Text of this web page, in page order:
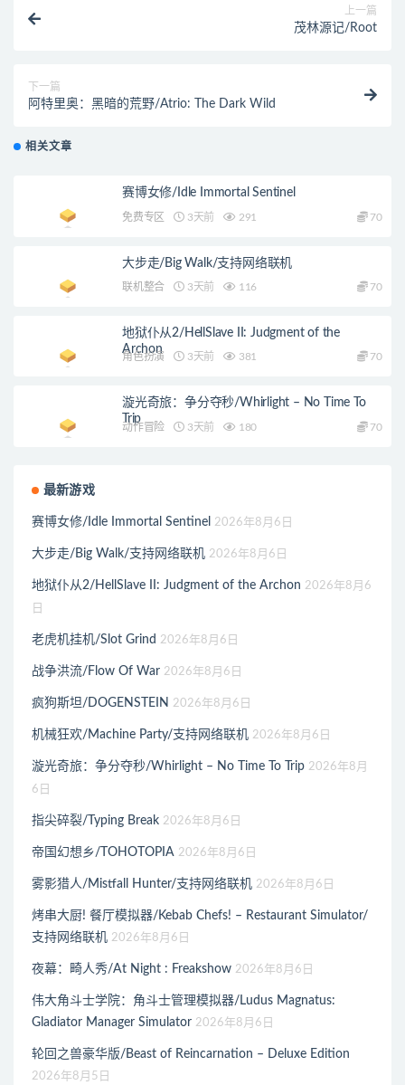
上一篇
茂林源记/Root
下一篇
阿特里奥：黑暗的荒野/Atrio: The Dark Wild
相关文章
赛博女修/Idle Immortal Sentinel
免费专区 3天前 291 70
大步走/Big Walk/支持网络联机
联机整合 3天前 116 70
地狱仆从2/HellSlave II: Judgment of the
Archon
角色扮演 3天前 381 70
漩光奇旅：争分夺秒/Whirlight – No Time To
Trip
动作冒险 3天前 180 70
最新游戏
赛博女修/Idle Immortal Sentinel 2026年8月6日
大步走/Big Walk/支持网络联机 2026年8月6日
地狱仆从2/HellSlave II: Judgment of the Archon 2026年8月6
日
老虎机挂机/Slot Grind 2026年8月6日
战争洪流/Flow Of War 2026年8月6日
疯狗斯坦/DOGENSTEIN 2026年8月6日
机械狂欢/Machine Party/支持网络联机 2026年8月6日
漩光奇旅：争分夺秒/Whirlight – No Time To Trip 2026年8月
6日
指尖碎裂/Typing Break 2026年8月6日
帝国幻想乡/TOHOTOPIA 2026年8月6日
雾影猎人/Mistfall Hunter/支持网络联机 2026年8月6日
烤串大厨! 餐厅模拟器/Kebab Chefs! – Restaurant Simulator/
支持网络联机 2026年8月6日
夜幕：畸人秀/At Night : Freakshow 2026年8月6日
伟大角斗士学院：角斗士管理模拟器/Ludus Magnatus:
Gladiator Manager Simulator 2026年8月6日
轮回之兽豪华版/Beast of Reincarnation – Deluxe Edition
2026年8月5日